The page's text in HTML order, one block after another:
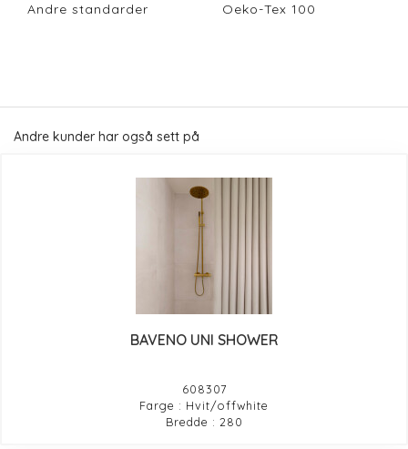
Andre standarder
Oeko-Tex 100
Andre kunder har også sett på
BAVENO UNI SHOWER
608307
Farge : Hvit/offwhite
Bredde : 280